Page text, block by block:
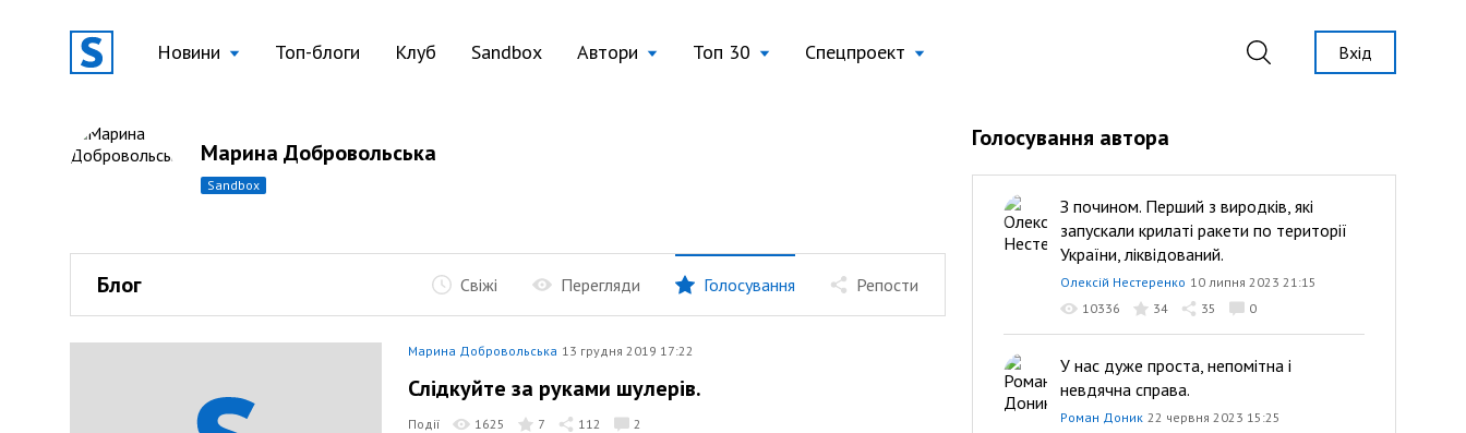
Новини Топ-блоги Клуб Sandbox Автори Топ 30 Спецпроект Вхід
Марина Добровольська
sandbox
Блог Свіжі Перегляди Голосування Репости
Марина Добровольська 13 грудня 2019 17:22
Слідкуйте за руками шулерів.
Події 1625 7 112 2
Голосування автора
З почином. Перший з виродків, які
запускали крилаті ракети по території
України, ліквідований.
Олексій Нестеренко 10 липня 2023 21:15
10336
34 35 0
У нас дуже проста, непомітна і
невдячна справа.
Роман Доник 22 червня 2023 15:25